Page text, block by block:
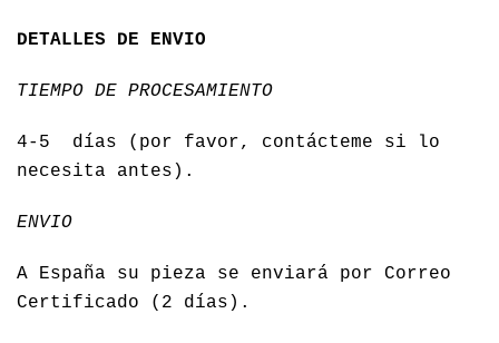
DETALLES DE ENVIO
TIEMPO DE PROCESAMIENTO
4-5 días (por favor, contácteme si lo
necesita antes).
ENVIO
A España su pieza se enviará por Correo
Certificado (2 días).